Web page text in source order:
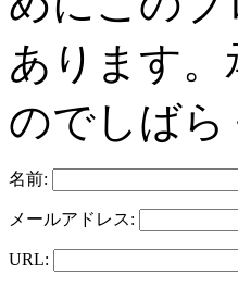
あります
のでしば
名前:
メールアドレス:
URL: